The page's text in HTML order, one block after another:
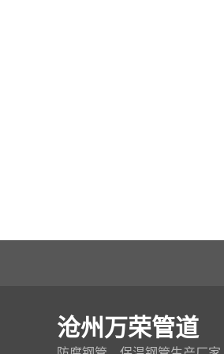
沧州万荣管道